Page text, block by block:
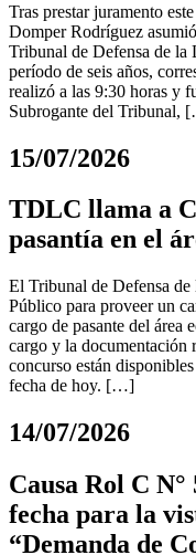
Tras prestar juramento
Domper Rodríguez
Tribunal de Defensa de
período de seis años,
realizó a las 9:30 horas y
Subrogante del Tribunal,
15/07/2026
TDLC llama a
pasantía en el
El Tribunal de Defensa
Público para proveer un
cargo de pasante del área
cargo y la documentación
concurso están
fecha de hoy. […]
14/07/2026
Causa Rol C
fecha para la
“Demanda de